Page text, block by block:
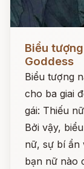
Đọc ngay
Biểu
Goddess
Biểu tượng
cho ba giai
gái: Thiếu
Bởi vậy,
nữ, sự bí ẩn
bạn nữ nào